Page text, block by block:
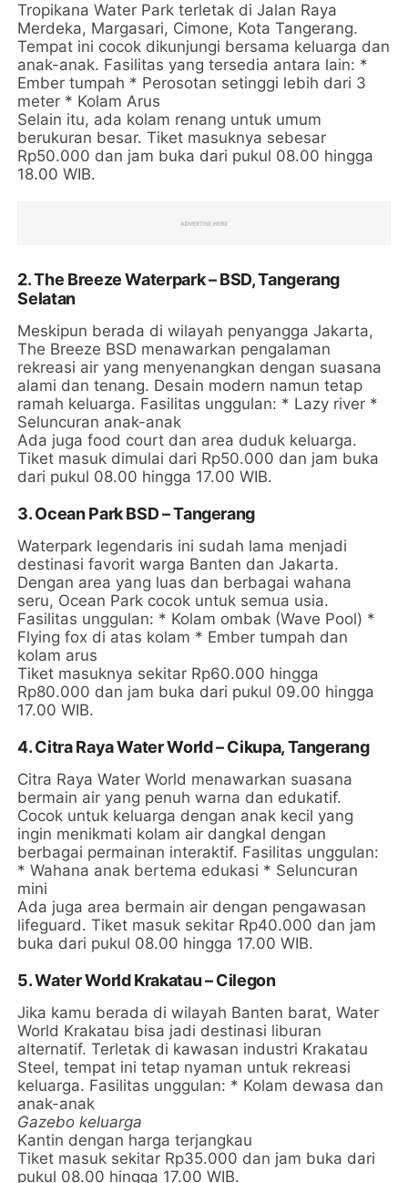
Tropikana Water Park terletak di Jalan Raya
Merdeka, Margasari, Cimone, Kota Tangerang.
Tempat ini cocok dikunjungi bersama keluarga dan
anak-anak. Fasilitas yang tersedia antara lain: *
Ember tumpah * Perosotan setinggi lebih dari 3
meter * Kolam Arus
Selain itu, ada kolam renang untuk umum
berukuran besar. Tiket masuknya sebesar
Rp50.000 dan jam buka dari pukul 08.00 hingga
18.00 WIB.
2. The Breeze Waterpark – BSD, Tangerang
Selatan
Meskipun berada di wilayah penyangga Jakarta,
The Breeze BSD menawarkan pengalaman
rekreasi air yang menyenangkan dengan suasana
alami dan tenang. Desain modern namun tetap
ramah keluarga. Fasilitas unggulan: * Lazy river *
Seluncuran anak-anak
Ada juga food court dan area duduk keluarga.
Tiket masuk dimulai dari Rp50.000 dan jam buka
dari pukul 08.00 hingga 17.00 WIB.
3. Ocean Park BSD – Tangerang
Waterpark legendaris ini sudah lama menjadi
destinasi favorit warga Banten dan Jakarta.
Dengan area yang luas dan berbagai wahana
seru, Ocean Park cocok untuk semua usia.
Fasilitas unggulan: * Kolam ombak (Wave Pool) *
Flying fox di atas kolam * Ember tumpah dan
kolam arus
Tiket masuknya sekitar Rp60.000 hingga
Rp80.000 dan jam buka dari pukul 09.00 hingga
17.00 WIB.
4. Citra Raya Water World – Cikupa, Tangerang
Citra Raya Water World menawarkan suasana
bermain air yang penuh warna dan edukatif.
Cocok untuk keluarga dengan anak kecil yang
ingin menikmati kolam air dangkal dengan
berbagai permainan interaktif. Fasilitas unggulan:
* Wahana anak bertema edukasi * Seluncuran
mini
Ada juga area bermain air dengan pengawasan
lifeguard. Tiket masuk sekitar Rp40.000 dan jam
buka dari pukul 08.00 hingga 17.00 WIB.
5. Water World Krakatau – Cilegon
Jika kamu berada di wilayah Banten barat, Water
World Krakatau bisa jadi destinasi liburan
alternatif. Terletak di kawasan industri Krakatau
Steel, tempat ini tetap nyaman untuk rekreasi
keluarga. Fasilitas unggulan: * Kolam dewasa dan
anak-anak
Gazebo keluarga
Kantin dengan harga terjangkau
Tiket masuk sekitar Rp35.000 dan jam buka dari
pukul 08.00 hingga 17.00 WIB.